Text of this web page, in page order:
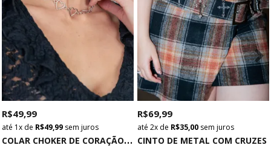
C
OLAR CHOKER DE CORAÇÃO PRATA
R$ 49,99
1x de R$ 49,99 sem juros
CINTO DE METAL COM CRUZES
R$ 69,99
2x de R$ 35,00 sem juros